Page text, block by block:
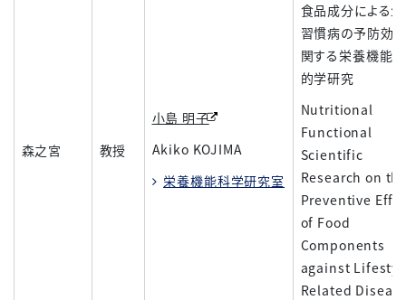
森之宮 教授
小島 明子
Akiko KOJIMA
栄養機能科学研究室
食品成分による
習慣病の予防効
関する栄養機能
的学研究
Nutritional
Functional
Scientific
Research on
Preventive
of Food
Components
against
Related